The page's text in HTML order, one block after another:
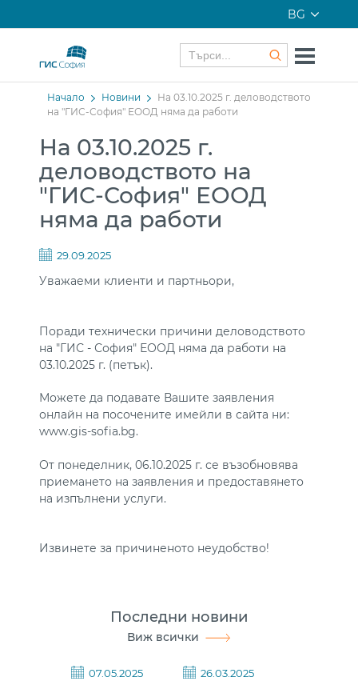
BG
Начало Новини
На 03.10.2025 г. деловодството
на "ГИС-София" ЕООД няма да работи
На 03.10.2025 г.
деловодството на
"ГИС-София" ЕООД
няма да работи
29.09.2025
Уважаеми клиенти и партньори,
Поради технически причини деловодството
на "ГИС - София" ЕООД няма да работи на
03.10.2025 г. (петък).
Можете да подавате Вашите заявления
онлайн на посочените имейли в сайта ни:
www.gis-sofia.bg.
От понеделник, 06.10.2025 г. се възобновява
приемането на заявления и предоставянето
на изпълнени услуги.
Извинете за причиненото неудобство!
Последни новини
Виж всички
07.05.2025
26.03.2025